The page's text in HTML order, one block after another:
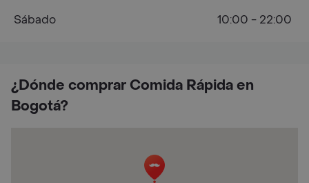
¿Dónde comprar Comida Rápida en
Bogotá?
Sábado
10:00 - 22:00